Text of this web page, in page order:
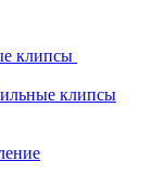
клипсы
клипсы